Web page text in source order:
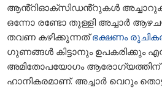
ആൻ്റിഓക്‌സിഡൻ്റുകൾ
ഒന്നോ രണ്ടോ തുള്ളി അച്ചാർ
തവണ കഴിക്കുന്നത്ഭക്ഷണം
ഗുണങ്ങൾ കിട്ടാനും ഉപകരിക്കും
അമിതോപയോഗം ആരോഗ്യത്തിന്
ഹാനികരമാണ്. അച്ചാർ വെറും